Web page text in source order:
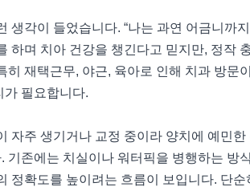
생각이 들었습니다. “나는 과연 어금니까
하며 치아 건강을 챙긴다고 믿지만, 정작
재택근무, 야근, 육아로 인해 치과 방문
가 필요합니다.
자주 생기거나 교정 중이라 양치에 예민
기존에는 치실이나 워터픽을 병행하는 방
정확도를 높이려는 흐름이 보입니다. 단순